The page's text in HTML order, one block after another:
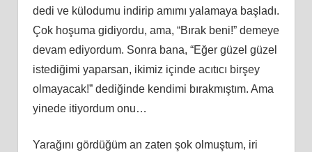
dedi ve külodumu indirip amımı yalamaya başladı.
Çok hoşuma gidiyordu, ama, “Bırak beni!” demeye
devam ediyordum. Sonra bana, “Eğer güzel güzel
istediğimi yaparsan, ikimiz içinde acıtıcı birşey
olmayacak!” dediğinde kendimi bırakmıştım. Ama
yinede itiyordum onu…
Yarağını gördüğüm an zaten şok olmuştum, iri